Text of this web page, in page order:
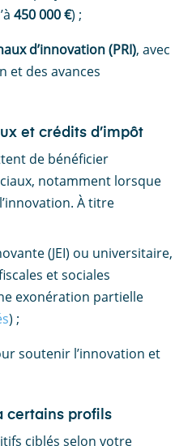
450 000 €) ;
d’innovation (PRI), avec
et des avances
et crédits d’impôt
de bénéficier
notamment lorsque
À titre
(JEI) ou universitaire,
et sociales
exonération partielle
) ;
soutenir l’innovation et
certains profils
ciblés selon votre